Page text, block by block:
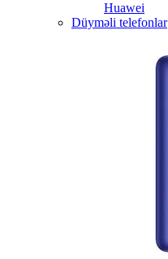
Huawei
Düyməli telefonlar